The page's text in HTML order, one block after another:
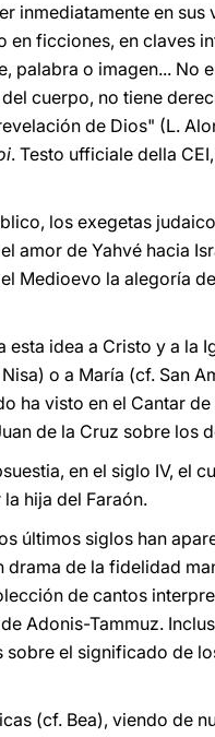
inmediatamente en sus
ficciones, en claves
o imagen... No
cuerpo, no tiene
de Dios" (L.
. Testo ufficiale della
los exegetas
amor de Yahvé hacia
Medioevo la alegoría
esta idea a Cristo y a la
o a María (cf. San
ha visto en el Cantar
de la Cruz sobre los
en el siglo IV, el
hija del Faraón.
últimos siglos han
de la fidelidad
de cantos
Adonis-Tammuz.
el significado de
(cf. Bea), viendo de